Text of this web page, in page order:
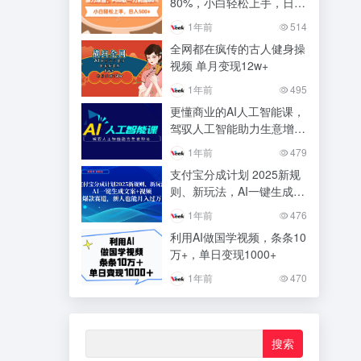
500+1年前 514
全网都在疯传的古人健身操
视频 单月变现12w+
1年前 495
更懂商业的AI人工智能课，
驾驭人工智能助力生意增长
（更新116节）
1年前 479
支付宝分成计划 2025新规
则、新玩法，AI一键生成文
案+视频，爆款赛道，新人
也能月入过万
1年前 476
利用AI做国学视频，条条10
万+，单日变现1000+
1年前 470